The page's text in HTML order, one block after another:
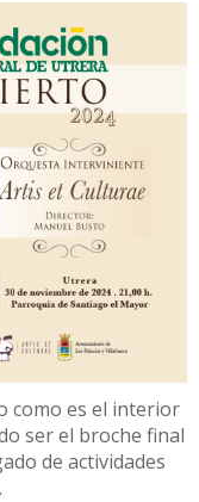
como es el interior
ser el broche final
de actividades